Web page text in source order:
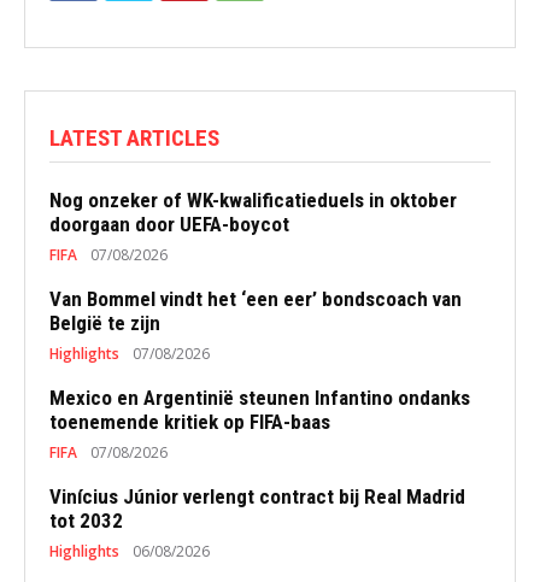
LATEST ARTICLES
Nog onzeker of WK-kwalificatieduels in oktober
doorgaan door UEFA-boycot
FIFA 07/08/2026
Van Bommel vindt het ‘een eer’ bondscoach van
België te zijn
Highlights 07/08/2026
Mexico en Argentinië steunen Infantino ondanks
toenemende kritiek op FIFA-baas
FIFA 07/08/2026
Vinícius Júnior verlengt contract bij Real Madrid
tot 2032
Highlights 06/08/2026